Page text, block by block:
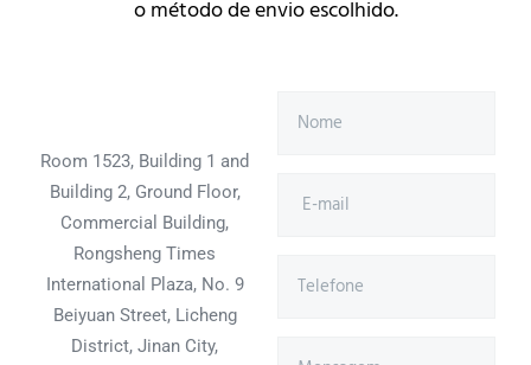
o método de envio escolhido.
Room 1523, Building 1 and
Building 2, Ground Floor,
Commercial Building,
Rongsheng Times
International Plaza, No. 9
Beiyuan Street, Licheng
District, Jinan City,